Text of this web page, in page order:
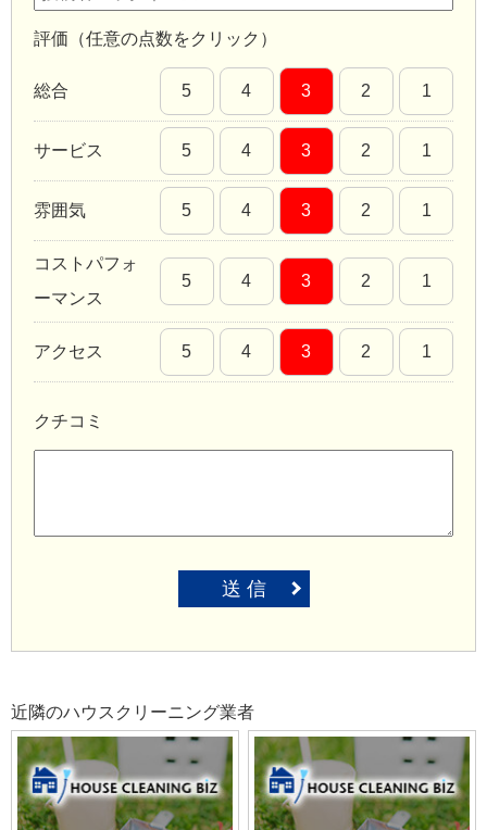
評価（任意の点数をクリック）
総合 5 4 3 2 1
サービス 5 4 3 2 1
雰囲気 5 4 3 2 1
コストパフォ
ーマンス
5 4 3 2 1
アクセス 5 4 3 2 1
クチコミ
送 信
近隣のハウスクリーニング業者